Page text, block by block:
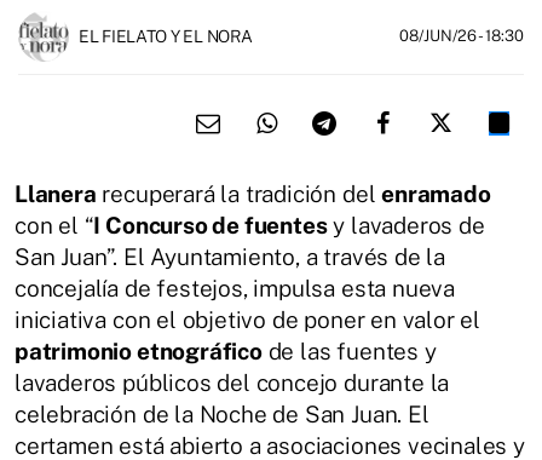
EL FIELATO Y EL NORA 08/JUN/26- 18:30
Llanera recuperará la tradición delenramado
con el “I Concurso de fuentesy lavaderos de
San Juan”. El Ayuntamiento, a través de la
concejalía de festejos, impulsa esta nueva
iniciativa con el objetivo de poner en valor el
patrimonio etnográficode las fuentes y
lavaderos públicos del concejo durante la
celebración de la Noche de San Juan. El
certamen está abierto a asociaciones vecinales y